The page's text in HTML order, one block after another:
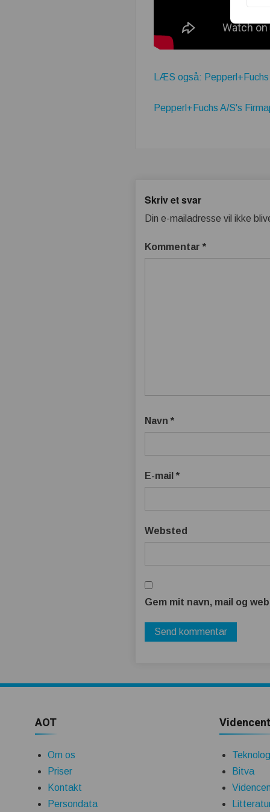
LÆS også:
Pepperl+Fuchs A/S's
Skriv et svar
Din e-mailadresse vil ikke
Kommentar*
Navn*
E-mail*
Websted
Gem mit navn, mail og
AOT
Om os
Priser
Kontakt
Persondata
Bitva